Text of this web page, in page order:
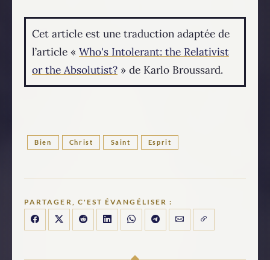
Cet article est une traduction adaptée de
l’article « Who's Intolerant: the Relativist
or the Absolutist? » de Karlo Broussard.
Bien Christ Saint Esprit
PARTAGER, C'EST ÉVANGÉLISER :